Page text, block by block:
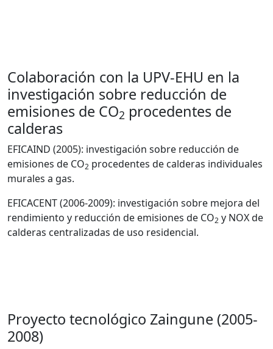
Colaboración con la UPV-EHU en la
investigación sobre reducción de
emisiones de CO2 procedentes de
calderas
EFICAIND (2005): investigación sobre reducción de
emisiones de CO2 procedentes de calderas individuales
murales a gas.
EFICACENT (2006-2009): investigación sobre mejora del
rendimiento y reducción de emisiones de CO2 y NOX de
calderas centralizadas de uso residencial.
Proyecto tecnológico Zaingune (2005-
2008)